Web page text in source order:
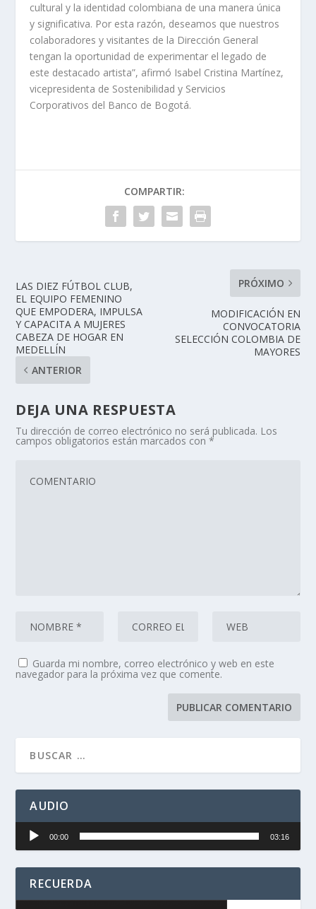
cultural y la identidad colombiana de una manera única
y significativa. Por esta razón, deseamos que nuestros
colaboradores y visitantes de la Dirección General
tengan la oportunidad de experimentar el legado de
este destacado artista”, afirmó Isabel Cristina Martínez,
vicepresidenta de Sostenibilidad y Servicios
Corporativos del Banco de Bogotá.
COMPARTIR:
LAS DIEZ FÚTBOL CLUB,
EL EQUIPO FEMENINO
QUE EMPODERA, IMPULSA
Y CAPACITA A MUJERES
CABEZA DE HOGAR EN
MEDELLÍN
ANTERIOR
PRÓXIMO
MODIFICACIÓN EN
CONVOCATORIA
SELECCIÓN COLOMBIA DE
MAYORES
DEJA UNA RESPUESTA
Tu dirección de correo electrónico no será publicada. Los
campos obligatorios están marcados con*
Guarda mi nombre, correo electrónico y web en este
navegador para la próxima vez que comente.
AUDIO
Reproductor
de
00:00 03:16
RECUERDA